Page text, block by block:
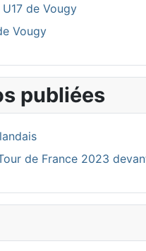
de Vougy
Vougy
publiées
de France 2023